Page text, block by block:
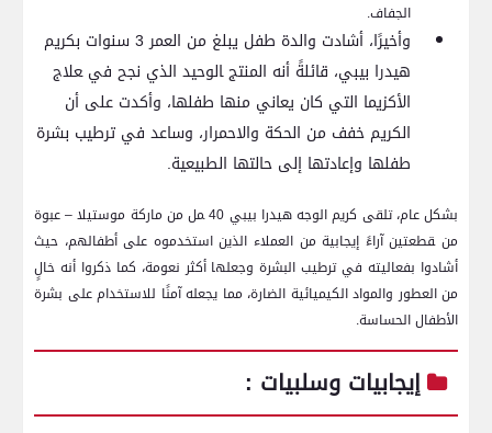
الجفاف.
وأخيرًا، أشادت والدة طفل يبلغ من⁣ العمر 3 سنوات بكريم
هيدرا بيبي،‍ قائلةً أنه المنتج ‍الوحيد⁢ الذي نجح ⁤في ‍علاج
الأكزيما⁣ التي كان يعاني منها طفلها، وأكدت على أن
الكريم خفف من الحكة والاحمرار، وساعد في ترطيب بشرة
طفلها وإعادتها إلى حالتها الطبيعية.
بشكل عام، تلقى كريم ⁤الوجه هيدرا بيبي 40 ‍مل من ماركة موستيلا – عبوة
من ‍قطعتين آراءً إيجابية من العملاء الذين استخدموه على أطفالهم، حيث
⁣أشادوا بفعاليته في ترطيب البشرة وجعلها أكثر ⁣نعومة، كما ذكروا أنه خالٍ
من العطور والمواد الكيميائية‍ الضارة، مما يجعله آمنًا للاستخدام على بشرة
الأطفال الحساسة.
إيجابيات وسلبيات :